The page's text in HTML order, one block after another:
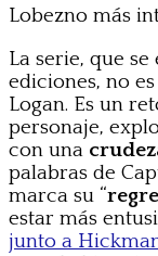
Lobezno más
La serie, que
ediciones, no
Logan. Es un
personaje,
con una
palabras de
marca su “
estar más
junto a